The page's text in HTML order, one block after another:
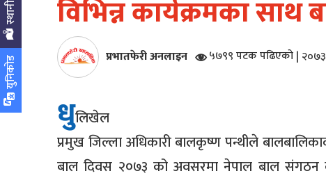
युनिकोड
स्थानीय विभिन्न कार्यक्रमका
प्रभातफेरी अनलाइन ५७९९ पटक पढिएको|
धुलिखेल
प्रमुख जिल्ला अधिकारी बालकृष्ण पन्थीले
बाल दिवस २०७३ को अवसरमा नेपाल बाल संगठन